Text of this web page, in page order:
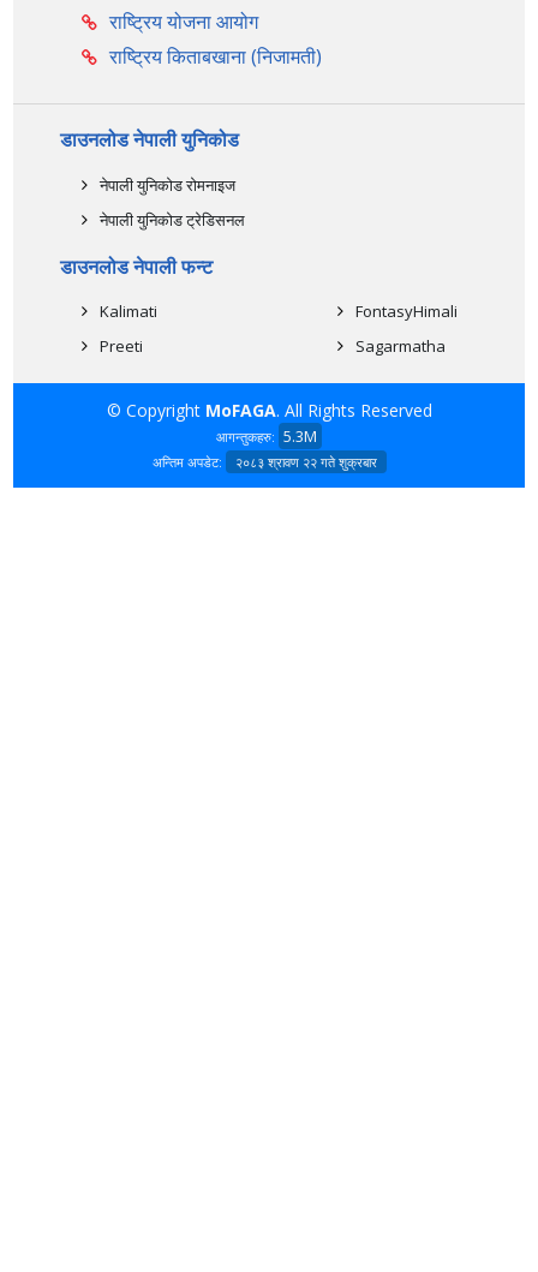
राष्ट्रिय योजना आयोग
राष्ट्रिय किताबखाना (निजामती)
डाउनलोड नेपाली युनिकोड
नेपाली युनिकोड रोमनाइज
नेपाली युनिकोड ट्रेडिसनल
डाउनलोड नेपाली फन्ट
Kalimati
Preeti
FontasyHimali
Sagarmatha
© Copyright MoFAGA. All Rights Reserved
आगन्तुकहरु: 5.3M
अन्तिम अपडेट: २०८३ श्रावण २२ गते शुक्रबार